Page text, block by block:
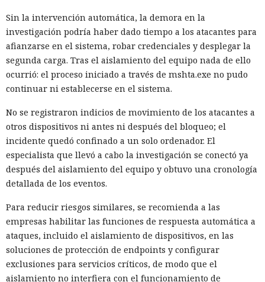
Sin la intervención automática, la demora en la
investigación podría haber dado tiempo a los atacantes para
afianzarse en el sistema, robar credenciales y desplegar la
segunda carga. Tras el aislamiento del equipo nada de ello
ocurrió: el proceso iniciado a través de mshta.exe no pudo
continuar ni establecerse en el sistema.
No se registraron indicios de movimiento de los atacantes a
otros dispositivos ni antes ni después del bloqueo; el
incidente quedó confinado a un solo ordenador. El
especialista que llevó a cabo la investigación se conectó ya
después del aislamiento del equipo y obtuvo una cronología
detallada de los eventos.
Para reducir riesgos similares, se recomienda a las
empresas habilitar las funciones de respuesta automática a
ataques, incluido el aislamiento de dispositivos, en las
soluciones de protección de endpoints y configurar
exclusiones para servicios críticos, de modo que el
aislamiento no interfiera con el funcionamiento de